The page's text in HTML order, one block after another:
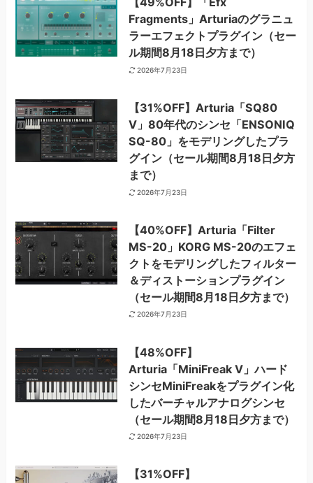
Fragments」Arturiaのグラニュ
ラーエフェクトプラグイン（セー
ル期間8月18日夕方まで）
2026年7月23日
【31%OFF】Arturia「SQ80
V」80年代のシンセ「ENSONIQ
SQ-80」をモデリングしたプラ
グイン（セール期間8月18日夕方
まで）
2026年7月23日
【40%OFF】Arturia「Filter
MS-20」KORG MS-20のエフェ
クトをモデリングしたフィルター
＆ディストーションプラグイン
（セール期間8月18日夕方まで）
2026年7月23日
【48%OFF】
Arturia「MiniFreak V」ハード
シンセMiniFreakをプラグイン化
したバーチャルアナログシンセ
（セール期間8月18日夕方まで）
2026年7月23日
【31%OFF】